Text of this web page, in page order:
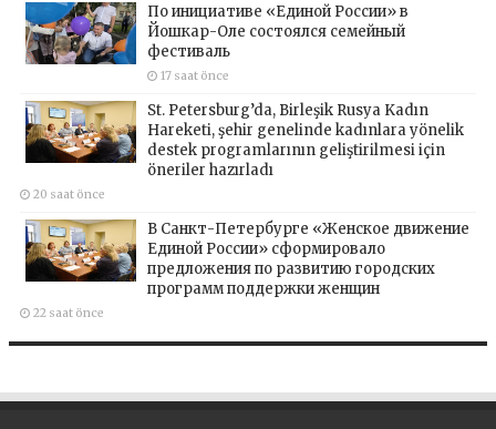
По инициативе «Единой России» в
Йошкар-Оле состоялся семейный
фестиваль
17 saat önce
St. Petersburg’da, Birleşik Rusya Kadın
Hareketi, şehir genelinde kadınlara yönelik
destek programlarının geliştirilmesi için
öneriler hazırladı
20 saat önce
В Санкт-Петербурге «Женское движение
Единой России» сформировало
предложения по развитию городских
программ поддержки женщин
22 saat önce